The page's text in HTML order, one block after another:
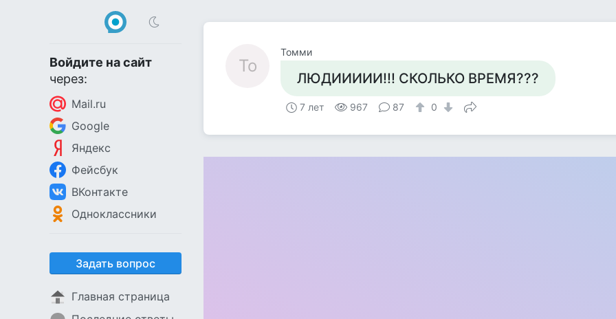
Войдите на сайт
через:
Mail.ru
Google
Яндекс
Фейсбук
ВКонтакте
Одноклассники
Задать вопрос
Главная страница
То
Томми
ЛЮДИИИИИ!!! СКОЛЬКО ВРЕМЯ???
7 лет 967 87 0